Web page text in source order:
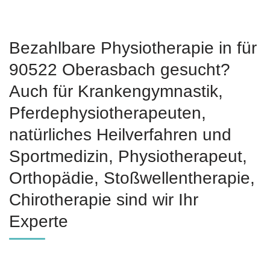
Bezahlbare Physiotherapie in für
90522 Oberasbach gesucht?
Auch für Krankengymnastik,
Pferdephysiotherapeuten,
natürliches Heilverfahren und
Sportmedizin, Physiotherapeut,
Orthopädie, Stoßwellentherapie,
Chirotherapie sind wir Ihr
Experte